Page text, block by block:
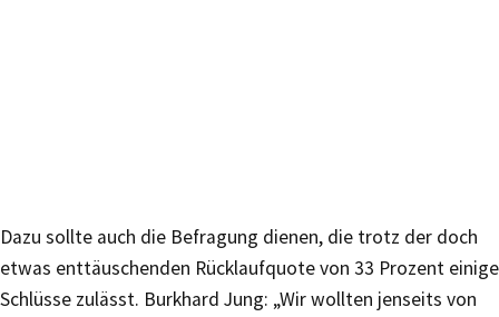
Dazu sollte auch die Befragung dienen, die trotz der doch
etwas enttäuschenden Rücklaufquote von 33 Prozent einige
Schlüsse zulässt. Burkhard Jung: „Wir wollten jenseits von